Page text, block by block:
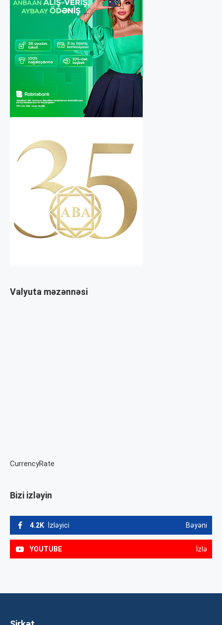
Valyuta məzənnəsi
CurrencyRate
Bizi izləyin
4.2K İzləyici Bəyəni
YOUTUBE İzlə